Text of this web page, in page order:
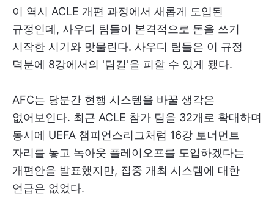
이 역시 ACLE 개편 과정에서 새롭게 도입된
규정인데, 사우디 팀들이 본격적으로 돈을 쓰기
시작한 시기와 맞물린다. 사우디 팀들은 이 규정
덕분에 8강에서의 '팀킬'을 피할 수 있게 됐다.
AFC는 당분간 현행 시스템을 바꿀 생각은
없어보인다. 최근 ACLE 참가 팀을 32개로 확대하며
동시에 UEFA 챔피언스리그처럼 16강 토너먼트
자리를 놓고 녹아웃 플레이오프를 도입하겠다는
개편안을 발표했지만, 집중 개최 시스템에 대한
언급은 없었다.